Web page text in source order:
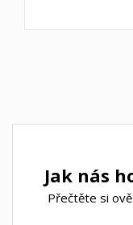
Jak nás
Přečtěte si